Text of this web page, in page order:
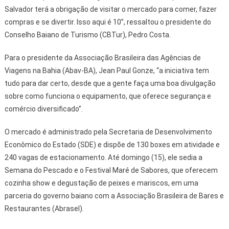
Salvador terá a obrigação de visitar o mercado para comer, fazer
compras e se divertir. Isso aqui é 10”, ressaltou o presidente do
Conselho Baiano de Turismo (CBTur), Pedro Costa.
Para o presidente da Associação Brasileira das Agências de
Viagens na Bahia (Abav-BA), Jean Paul Gonze, “a iniciativa tem
tudo para dar certo, desde que a gente faça uma boa divulgação
sobre como funciona o equipamento, que oferece segurança e
comércio diversificado”.
O mercado é administrado pela Secretaria de Desenvolvimento
Econômico do Estado (SDE) e dispõe de 130 boxes em atividade e
240 vagas de estacionamento. Até domingo (15), ele sedia a
Semana do Pescado e o Festival Maré de Sabores, que oferecem
cozinha show e degustação de peixes e mariscos, em uma
parceria do governo baiano com a Associação Brasileira de Bares e
Restaurantes (Abrasel).